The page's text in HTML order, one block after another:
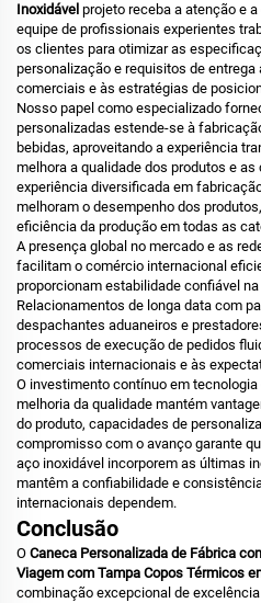
Inoxidável projeto receba a atenção e
equipe de profissionais experientes
os clientes para otimizar as
personalização e requisitos de
comerciais e às estratégias de
Nosso papel como especializado
personalizadas estende-se à
bebidas, aproveitando a experiência
melhora a qualidade dos produtos e
experiência diversificada em
melhoram o desempenho dos
eficiência da produção em todas as
A presença global no mercado e as
facilitam o comércio internacional
proporcionam estabilidade confiável
Relacionamentos de longa data com
despachantes aduaneiros e
processos de execução de pedidos
comerciais internacionais e às
O investimento contínuo em
melhoria da qualidade mantém
do produto, capacidades de
compromisso com o avanço garante
aço inoxidável incorporem as últimas
mantêm a confiabilidade e
internacionais dependem.
Conclusão
O Caneca Personalizada de Fábrica
Viagem com Tampa Copos Térmicos
combinação excepcional de